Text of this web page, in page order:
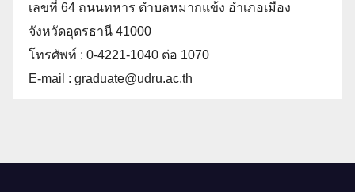
เลขที่ 64 ถนนทหาร ตำบลหมากแข้ง อำเภอเมือง
จังหวัดอุดรธานี 41000
โทรศัพท์ : 0-4221-1040 ต่อ 1070
E-mail : graduate@udru.ac.th